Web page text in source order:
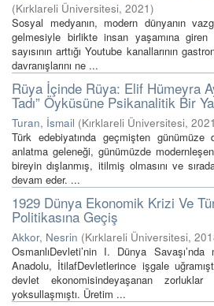
(Kırklareli Üniversitesi, 2021)
Sosyal medyanın, modern dünyanın
gelmesiyle birlikte insan yaşamına
sayısının arttığı Youtube kanallarının
davranışlarını ne ...
Rüya İçinde Rüya: Elif Hümeyra
Tadı” Öyküsüne Psikanalitik Bir
Turan, İsmail (Kırklareli Üniversitesi, 2021
Türk edebiyatında geçmişten
anlatma geleneği, günümüzde modernleşen
bireyin dışlanmış, itilmiş olmasını ve
devam eder. ...
1929 Dünya Ekonomik Krizi Ve
Politikasına Geçiş
Akkor, Nesrin (Kırklareli Üniversitesi,
OsmanlıDevleti’nin I. Dünya Savaşı’nda
Anadolu, İtilafDevletlerince işgale
devlet ekonomisindeyaşanan
yoksullaşmıştı. Üretim ...